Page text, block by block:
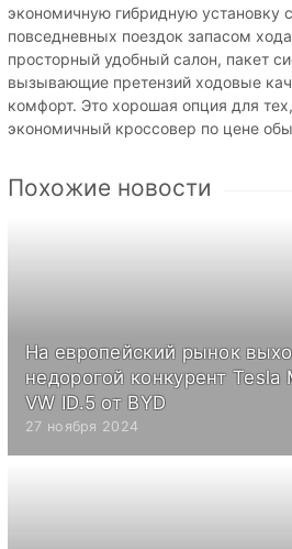
экономичную гибридную установку
повседневных поездок запасом
просторный удобный салон, пакет
вызывающие претензий ходовые
комфорт. Это хорошая опция для
экономичный кроссовер по цене
Похожие новости
На европейский рынок
недорогой конкурент Tesla
VW ID.5 от BYD
27 ноября 2024